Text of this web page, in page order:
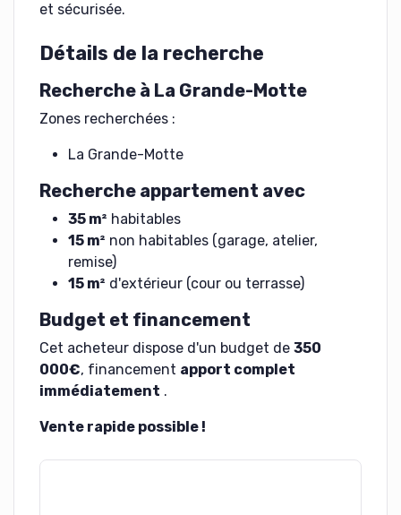
et sécurisée.
Détails de la recherche
Recherche à La Grande-Motte
Zones recherchées :
La Grande-Motte
Recherche appartement avec
35 m² habitables
15 m² non habitables (garage, atelier,
remise)
15 m² d'extérieur (cour ou terrasse)
Budget et financement
Cet acheteur dispose d'un budget de 350
000€, financement apport complet
immédiatement .
Vente rapide possible !